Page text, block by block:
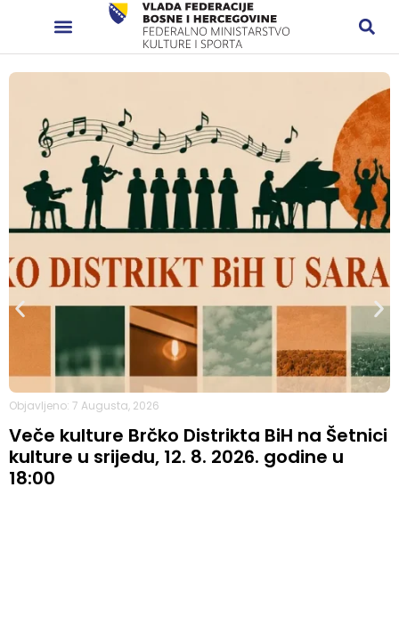
Objavljeno: 7 Augusta, 2026
Veče kulture Brčko Distrikta BiH na Šetnici
kulture u srijedu, 12. 8. 2026. godine u
18:00